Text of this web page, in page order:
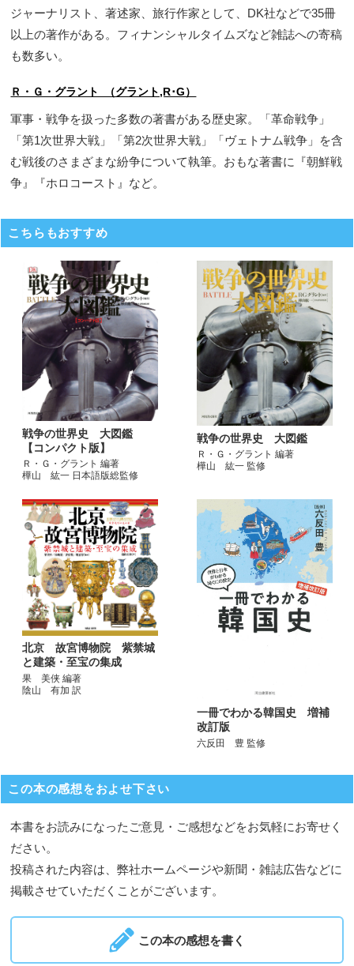
ジャーナリスト、著述家、旅行作家として、DK社などで35冊
以上の著作がある。フィナンシャルタイムズなど雑誌への寄稿
も数多い。
Ｒ・Ｇ・グラント （グラント,R･G）
軍事・戦争を扱った多数の著書がある歴史家。「革命戦争」
「第1次世界大戦」「第2次世界大戦」「ヴェトナム戦争」を含
む戦後のさまざまな紛争について執筆。おもな著書に『朝鮮戦
争』『ホロコースト』など。
こちらもおすすめ
戦争の世界史 大図鑑
【コンパクト版】
Ｒ・Ｇ・グラント 編著
樺山 紘一 日本語版総監修
戦争の世界史 大図鑑
Ｒ・Ｇ・グラント 編著
樺山 紘一 監修
北京 故宮博物院 紫禁城
と建築・至宝の集成
果 美侠 編著
陰山 有加 訳
一冊でわかる韓国史 増補
改訂版
六反田 豊 監修
この本の感想をおよせ下さい
本書をお読みになったご意見・ご感想などをお気軽にお寄せく
ださい。
投稿された内容は、弊社ホームページや新聞・雑誌広告などに
掲載させていただくことがございます。
この本の感想を書く